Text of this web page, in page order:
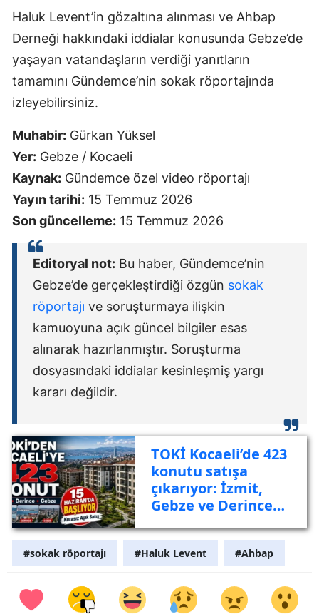
Haluk Levent’in gözaltına alınması ve Ahbap
Derneği hakkındaki iddialar konusunda Gebze’de
yaşayan vatandaşların verdiği yanıtların
tamamını Gündemce’nin sokak röportajında
izleyebilirsiniz.
Muhabir: Gürkan Yüksel
Yer: Gebze / Kocaeli
Kaynak: Gündemce özel video röportajı
Yayın tarihi: 15 Temmuz 2026
Son güncelleme: 15 Temmuz 2026
Editoryal not: Bu haber, Gündemce’nin
Gebze’de gerçekleştirdiği özgün sokak
röportajı ve soruşturmaya ilişkin
kamuoyuna açık güncel bilgiler esas
alınarak hazırlanmıştır. Soruşturma
dosyasındaki iddialar kesinleşmiş yargı
kararı değildir.
TOKİ Kocaeli’de 423
konutu satışa
çıkarıyor: İzmit,
Gebze ve Derince
#sokak röportajı #Haluk Levent #Ahbap